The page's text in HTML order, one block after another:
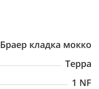
Браер кладка мокко
Терра
1 NF